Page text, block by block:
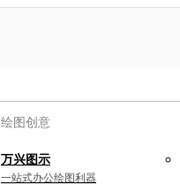
绘图创意
万兴图示
一站式办公绘图利器